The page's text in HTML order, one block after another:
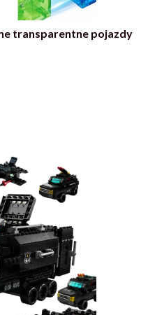
transparentne pojazdy